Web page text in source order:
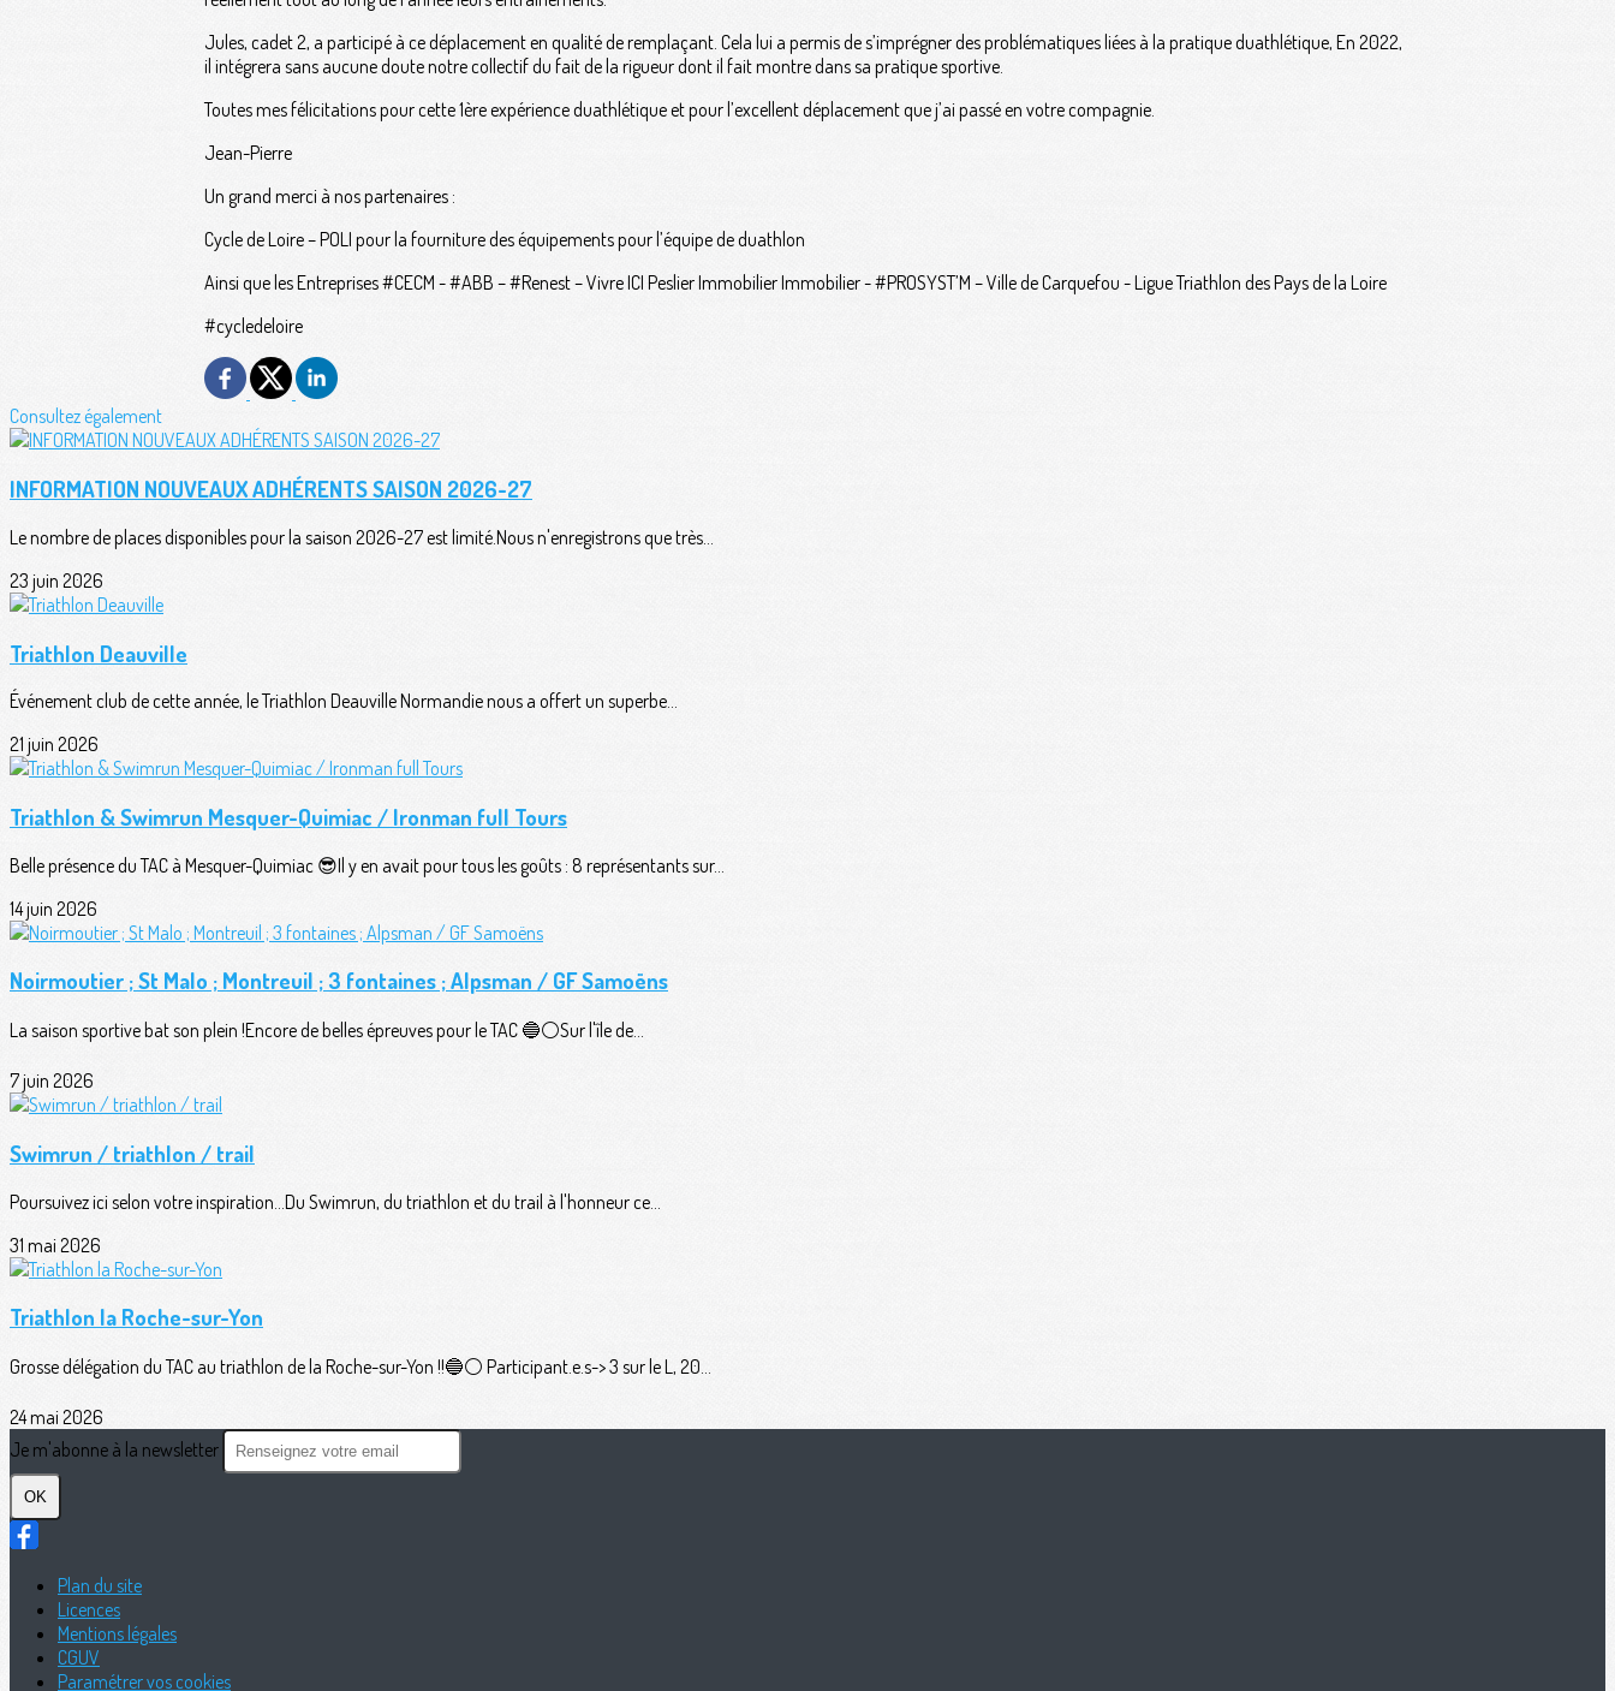
Jules, cadet 2, a participé à ce déplacement en qualité de remplaçant. Cela lui a permis de s’imprégner des problématiques liées à la pratique duathlétique, En 2022,
il intégrera sans aucune doute notre collectif du fait de la rigueur dont il fait montre dans sa pratique sportive.
Toutes mes félicitations pour cette 1ère expérience duathlétique et pour l’excellent déplacement que j’ai passé en votre compagnie.
Jean-Pierre
Un grand merci à nos partenaires :
Cycle de Loire – POLI pour la fourniture des équipements pour l’équipe de duathlon
Ainsi que les Entreprises #CECM - #ABB – #Renest – Vivre ICI Peslier Immobilier Immobilier - #PROSYST’M – Ville de Carquefou - Ligue Triathlon des Pays de la Loire
#cycledeloire
Consultez également
INFORMATION NOUVEAUX ADHÉRENTS SAISON 2026-27
Le nombre de places disponibles pour la saison 2026-27 est limité.Nous n'enregistrons que très...
23 juin 2026
Triathlon Deauville
Événement club de cette année, le Triathlon Deauville Normandie nous a offert un superbe...
21 juin 2026
Triathlon & Swimrun Mesquer-Quimiac / Ironman full Tours
Belle présence du TAC à Mesquer-Quimiac 😎Il y en avait pour tous les goûts : 8 représentants sur...
14 juin 2026
Noirmoutier ; St Malo ; Montreuil ; 3 fontaines ; Alpsman / GF Samoëns
La saison sportive bat son plein !Encore de belles épreuves pour le TAC 🔵⚪️Sur l'île de...
7 juin 2026
Swimrun / triathlon / trail
Poursuivez ici selon votre inspiration...Du Swimrun, du triathlon et du trail à l'honneur ce...
31 mai 2026
Triathlon la Roche-sur-Yon
Grosse délégation du TAC au triathlon de la Roche-sur-Yon !!🔵⚪️ Participant.e.s-> 3 sur le L, 20...
24 mai 2026
Je m'abonne à la newsletter
OK
Plan du site
Licences
Mentions légales
CGUV
Paramétrer vos cookies